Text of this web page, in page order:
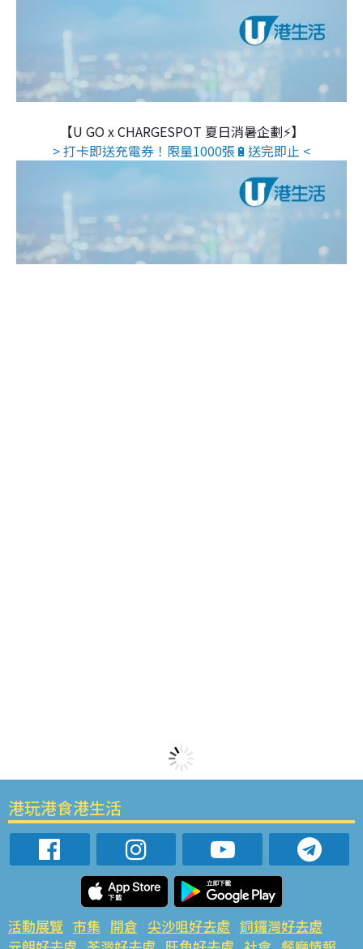
【U GO x CHARGESPOT 夏日消暑企劃⚡】
> 打卡即送充電券！限量1000張🔋送完即止 <
港玩港食港生活
活動展覽 市集 開倉 尖沙咀好去處 銅鑼灣好去處